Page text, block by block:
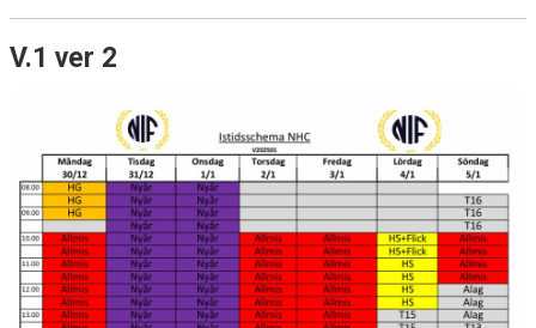
V.1 ver 2